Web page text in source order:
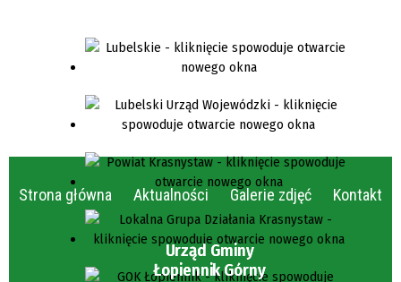
Strona główna Aktualności Galerie zdjęć Kontakt
Urząd Gminy
Łopiennik Górny